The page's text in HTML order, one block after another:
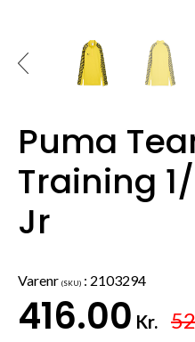
Puma
Training
Jr
Varenr (SKU) : 2103294
416.00 Kr.